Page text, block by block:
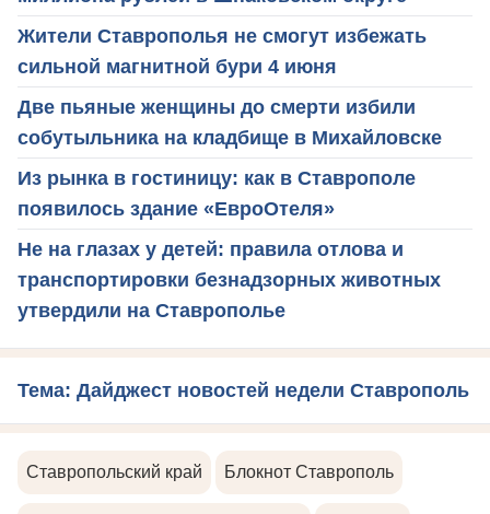
Жители Ставрополья не смогут избежать
сильной магнитной бури 4 июня
Две пьяные женщины до смерти избили
собутыльника на кладбище в Михайловске
Из рынка в гостиницу: как в Ставрополе
появилось здание «ЕвроОтеля»
Не на глазах у детей: правила отлова и
транспортировки безнадзорных животных
утвердили на Ставрополье
Тема: Дайджест новостей недели Ставрополь
Ставропольский край Блокнот Ставрополь